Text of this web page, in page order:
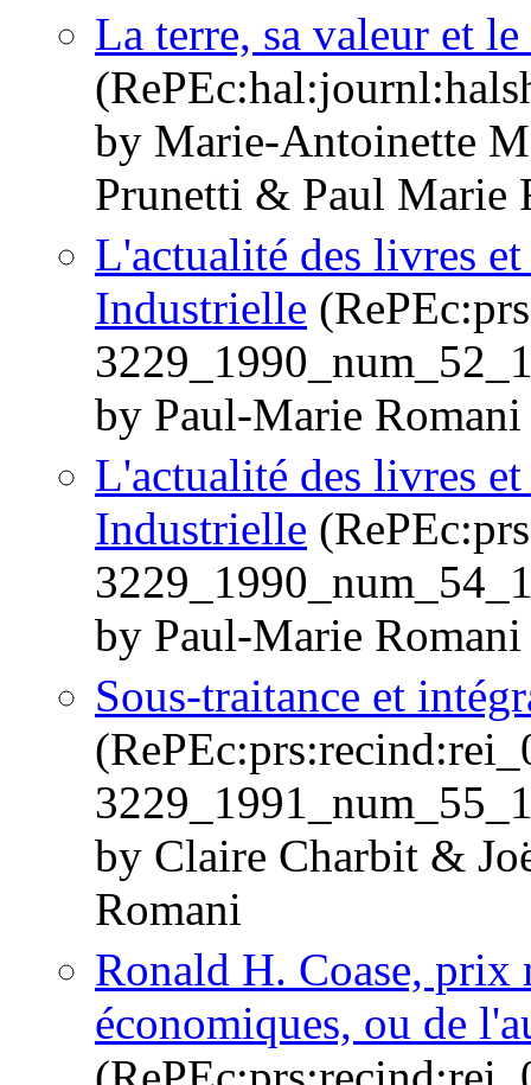
La terre, sa valeur et
by Marie-Antoinette
Prunetti & Paul Marie
L'actualité des livres
Industrielle
by Paul-Marie Romani
L'actualité des livres
Industrielle
by Paul-Marie Romani
Sous-traitance et
by Claire Charbit &
Romani
Ronald H. Coase, prix
économiques, ou de